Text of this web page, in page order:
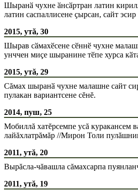
Шыранӑ чухне ӑнсӑртран латин
латин саспаллисене ҫырсан, сайт
2015, утă, 30
Шырав сӑмахӗсене сӗннӗ чухне
унччен миҫе шыранине тӗпе хурса
2015, утă, 29
Сăмах шыранӑ чухне малашне сайт
пулакан вариантсене сĕнĕ.
2014, пуш, 25
Мобиллă хатĕрсемпе усă куракансем
лайăхлатрăмăр //Мирон Толи
2011, утă, 20
Вырăсла-чăвашла сăмахсарпа
2011, утă, 19